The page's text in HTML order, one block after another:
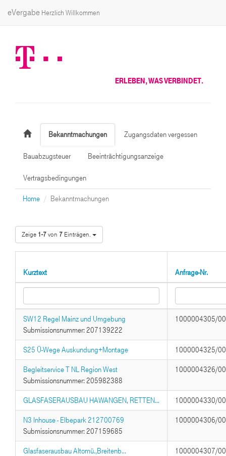
eVergabe Herzlich Willkommen
ERLEBEN, WAS VERBINDET.
Bekanntmachungen Zugangsdaten vergessen
Bauabzugsteuer Beeinträchtigungsanzeige
Vertragsbedingungen
Home Bekanntmachungen
Zeige 1-7von 7 Einträgen.
Kurztext Anfrage-Nr.
SW12 Regel Mainz und Umgebung
Submissionsnummer: 207139222
1000004305/
S25 Ü-Wege Auskundung+Montage 1000004325/
Begleitservice T NL Region West
Submissionsnummer: 205982388
1000004326/
GLASFASERAUSBAU HAWANGEN, RETTEN... 1000004330/
N3 Inhouse - Elbepark 212700769
Submissionsnummer: 207159685
1000004306/
Glasfaserausbau Altomü.,Breitenb... 1000004307/